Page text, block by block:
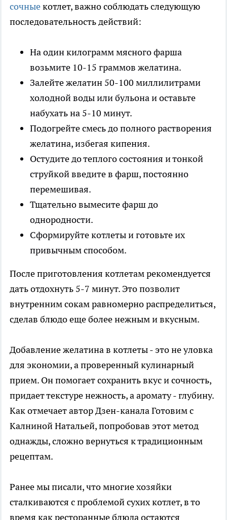
сочныекотлет, важно соблюдать следующую
последовательность действий:
На один килограмм мясного фарша
возьмите 10-15 граммов желатина.
Залейте желатин 50-100 миллилитрами
холодной воды или бульона и оставьте
набухать на 5-10 минут.
Подогрейте смесь до полного растворения
желатина, избегая кипения.
Остудите до теплого состояния и тонкой
струйкой введите в фарш, постоянно
перемешивая.
Тщательно вымесите фарш до
однородности.
Сформируйте котлеты и готовьте их
привычным способом.
После приготовления котлетам рекомендуется
дать отдохнуть 5-7 минут. Это позволит
внутренним сокам равномерно распределиться,
сделав блюдо еще более нежным и вкусным.
Добавление желатина в котлеты - это не уловка
для экономии, а проверенный кулинарный
прием. Он помогает сохранить вкус и сочность,
придает текстуре нежность, а аромату - глубину.
Как отмечает автор Дзен-канала Готовим с
Калниной Натальей, попробовав этот метод
однажды, сложно вернуться к традиционным
рецептам.
Ранее мы писали, что многие хозяйки
сталкиваются с проблемой сухих котлет, в то
время как ресторанные блюда остаются